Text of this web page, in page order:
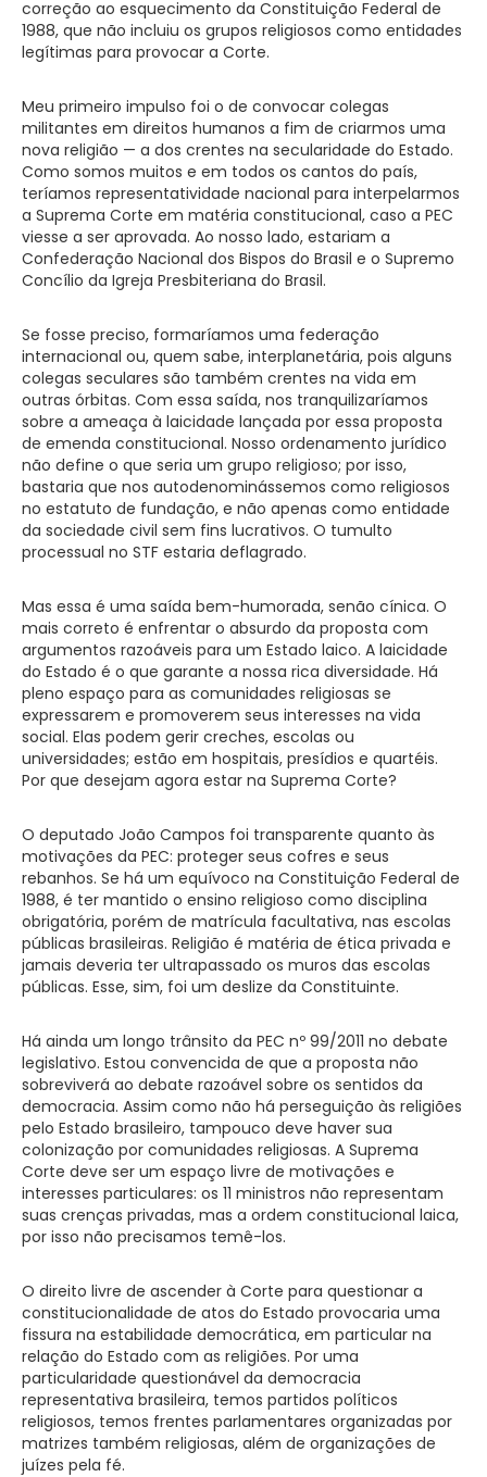
correção ao esquecimento da Constituição Federal de
1988, que não incluiu os grupos religiosos como entidades
legítimas para provocar a Corte.
Meu primeiro impulso foi o de convocar colegas
militantes em direitos humanos a fim de criarmos uma
nova religião — a dos crentes na secularidade do Estado.
Como somos muitos e em todos os cantos do país,
teríamos representatividade nacional para interpelarmos
a Suprema Corte em matéria constitucional, caso a PEC
viesse a ser aprovada. Ao nosso lado, estariam a
Confederação Nacional dos Bispos do Brasil e o Supremo
Concílio da Igreja Presbiteriana do Brasil.
Se fosse preciso, formaríamos uma federação
internacional ou, quem sabe, interplanetária, pois alguns
colegas seculares são também crentes na vida em
outras órbitas. Com essa saída, nos tranquilizaríamos
sobre a ameaça à laicidade lançada por essa proposta
de emenda constitucional. Nosso ordenamento jurídico
não define o que seria um grupo religioso; por isso,
bastaria que nos autodenominássemos como religiosos
no estatuto de fundação, e não apenas como entidade
da sociedade civil sem fins lucrativos. O tumulto
processual no STF estaria deflagrado.
Mas essa é uma saída bem-humorada, senão cínica. O
mais correto é enfrentar o absurdo da proposta com
argumentos razoáveis para um Estado laico. A laicidade
do Estado é o que garante a nossa rica diversidade. Há
pleno espaço para as comunidades religiosas se
expressarem e promoverem seus interesses na vida
social. Elas podem gerir creches, escolas ou
universidades; estão em hospitais, presídios e quartéis.
Por que desejam agora estar na Suprema Corte?
O deputado João Campos foi transparente quanto às
motivações da PEC: proteger seus cofres e seus
rebanhos. Se há um equívoco na Constituição Federal de
1988, é ter mantido o ensino religioso como disciplina
obrigatória, porém de matrícula facultativa, nas escolas
públicas brasileiras. Religião é matéria de ética privada e
jamais deveria ter ultrapassado os muros das escolas
públicas. Esse, sim, foi um deslize da Constituinte.
Há ainda um longo trânsito da PEC nº 99/2011 no debate
legislativo. Estou convencida de que a proposta não
sobreviverá ao debate razoável sobre os sentidos da
democracia. Assim como não há perseguição às religiões
pelo Estado brasileiro, tampouco deve haver sua
colonização por comunidades religiosas. A Suprema
Corte deve ser um espaço livre de motivações e
interesses particulares: os 11 ministros não representam
suas crenças privadas, mas a ordem constitucional laica,
por isso não precisamos temê-los.
O direito livre de ascender à Corte para questionar a
constitucionalidade de atos do Estado provocaria uma
fissura na estabilidade democrática, em particular na
relação do Estado com as religiões. Por uma
particularidade questionável da democracia
representativa brasileira, temos partidos políticos
religiosos, temos frentes parlamentares organizadas por
matrizes também religiosas, além de organizações de
juízes pela fé.